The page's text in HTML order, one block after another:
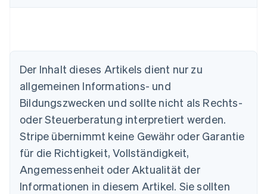
Der Inhalt dieses Artikels dient nur zu
allgemeinen Informations- und
Bildungszwecken und sollte nicht als Rechts-
oder Steuerberatung interpretiert werden.
Stripe übernimmt keine Gewähr oder Garantie
für die Richtigkeit, Vollständigkeit,
Angemessenheit oder Aktualität der
Informationen in diesem Artikel. Sie sollten
Australien
English
Nederlands FrançaisDeutschEnglish
Brasilien
English
Bulgarien
English